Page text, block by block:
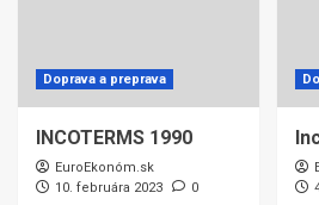
Doprava a preprava
INCOTERMS 1990
EuroEkonóm.sk
10. februára 2023
0